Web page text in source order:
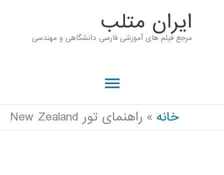
ايران متلب
مرجع فیلم های آموزشی فارسی دانشگاهی و مهندسی
فهرست
اصلی
خانه راهنمای تور New Zealand